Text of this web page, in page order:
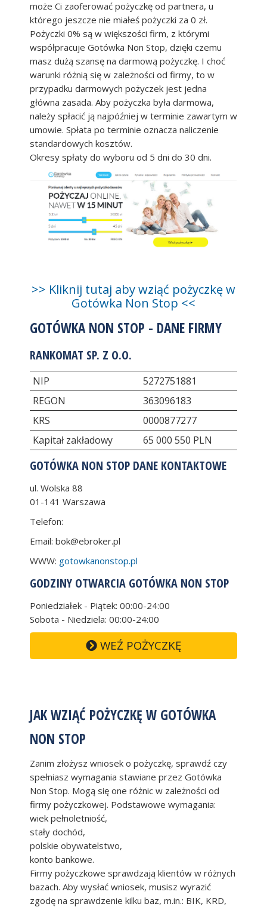
może Ci zaoferować pożyczkę od partnera, u
którego jeszcze nie miałeś pożyczki za 0 zł.
Pożyczki 0% są w większości firm, z którymi
współpracuje Gotówka Non Stop, dzięki czemu
masz dużą szansę na darmową pożyczkę. I choć
warunki różnią się w zależności od firmy, to w
przypadku darmowych pożyczek jest jedna
główna zasada. Aby pożyczka była darmowa,
należy spłacić ją najpóźniej w terminie zawartym w
umowie. Spłata po terminie oznacza naliczenie
standardowych kosztów.
Okresy spłaty do wyboru od 5 dni do 30 dni.
>> Kliknij tutaj aby wziąć pożyczkę w
Gotówka Non Stop <<
GOTÓWKA NON STOP - DANE FIRMY
RANKOMAT SP. Z O.O.
NIP
5272751881
REGON
363096183
KRS
0000877277
Kapitał zakładowy
65 000 550 PLN
GOTÓWKA NON STOP DANE KONTAKTOWE
ul. Wolska 88
01-141 Warszawa
Telefon:
Email: bok@ebroker.pl
WWW: gotowkanonstop.pl
GODZINY OTWARCIA GOTÓWKA NON STOP
Poniedziałek - Piątek: 00:00-24:00
Sobota - Niedziela: 00:00-24:00
WEŹ POŻYCZKĘ
JAK WZIĄĆ POŻYCZKĘ W GOTÓWKA
NON STOP
Zanim złożysz wniosek o pożyczkę, sprawdź czy
spełniasz wymagania stawiane przez Gotówka
Non Stop. Mogą się one różnic w zależności od
firmy pożyczkowej. Podstawowe wymagania:
wiek pełnoletniość,
stały dochód,
polskie obywatelstwo,
konto bankowe.
Firmy pożyczkowe sprawdzają klientów w różnych
bazach. Aby wysłać wniosek, musisz wyrazić
zgodę na sprawdzenie kilku baz, m.in.: BIK, KRD,